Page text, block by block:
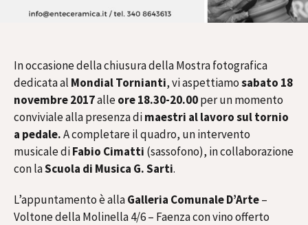
In occasione della chiusura della Mostra fotografica
dedicata al Mondial Tornianti, vi aspettiamosabato 18
novembre 2017alleore 18.30-20.00per un momento
conviviale alla presenza dimaestri al lavoro sul tornio
a pedale.A completare il quadro, un intervento
musicale diFabio Cimatti (sassofono), in collaborazione
con laScuola di Musica G. Sarti.
L’appuntamento è allaGalleria Comunale D’Arte–
Voltone della Molinella 4/6 – Faenza con vino offerto